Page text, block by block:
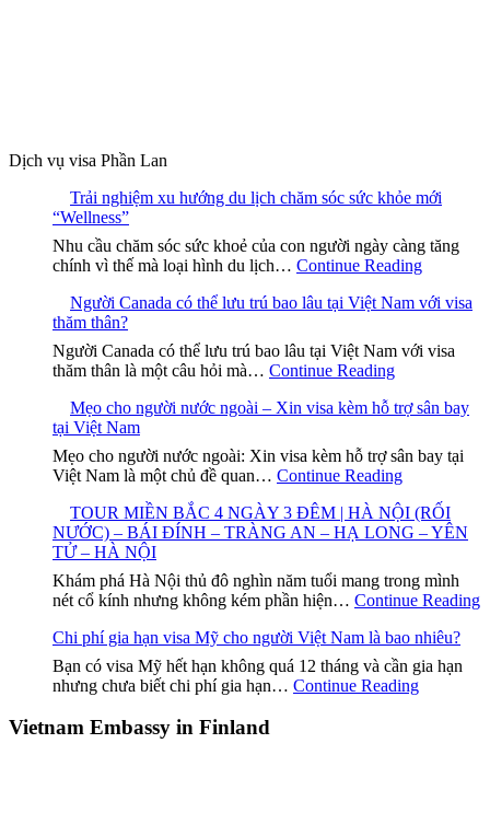
Dịch vụ visa Phần Lan
Trải nghiệm xu hướng du lịch chăm sóc sức khỏe mới
“Wellness”
Nhu cầu chăm sóc sức khoẻ của con người ngày càng tăng
chính vì thế mà loại hình du lịch… Continue Reading
Người Canada có thể lưu trú bao lâu tại Việt Nam với visa
thăm thân?
Người Canada có thể lưu trú bao lâu tại Việt Nam với visa
thăm thân là một câu hỏi mà… Continue Reading
Mẹo cho người nước ngoài – Xin visa kèm hỗ trợ sân bay
tại Việt Nam
Mẹo cho người nước ngoài: Xin visa kèm hỗ trợ sân bay tại
Việt Nam là một chủ đề quan… Continue Reading
TOUR MIỀN BẮC 4 NGÀY 3 ĐÊM | HÀ NỘI (RỐI
NƯỚC) – BÁI ĐÍNH – TRÀNG AN – HẠ LONG – YÊN
TỬ – HÀ NỘI
Khám phá Hà Nội thủ đô nghìn năm tuổi mang trong mình
nét cổ kính nhưng không kém phần hiện… Continue Reading
Chi phí gia hạn visa Mỹ cho người Việt Nam là bao nhiêu?
Bạn có visa Mỹ hết hạn không quá 12 tháng và cần gia hạn
nhưng chưa biết chi phí gia hạn… Continue Reading
Vietnam Embassy in Finland